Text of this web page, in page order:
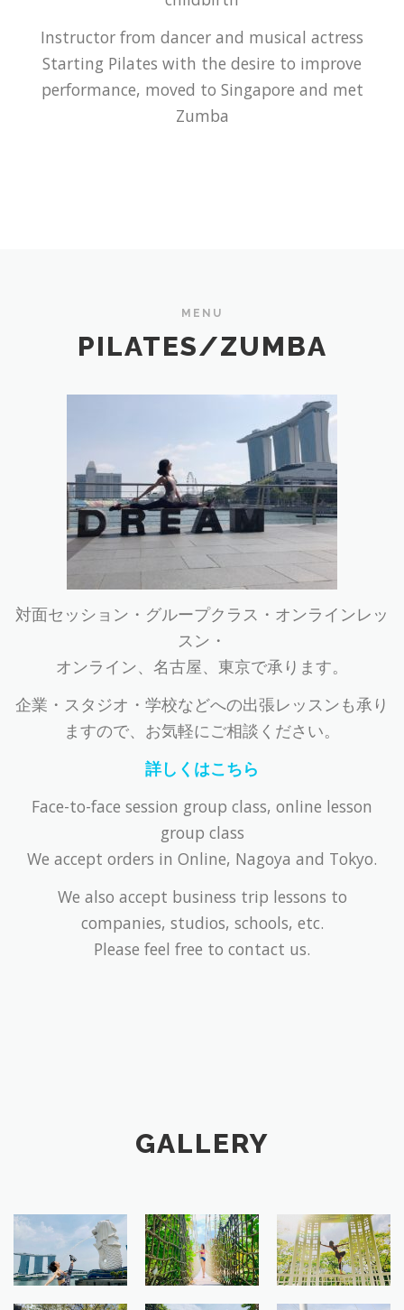
Instructor from dancer and musical actress
Starting Pilates with the desire to improve
performance, moved to Singapore and met
Zumba
MENU
PILATES/ZUMBA
対面セッション・グループクラス・オンラインレッ
スン・
オンライン、名古屋、東京で承ります。
企業・スタジオ・学校などへの出張レッスンも承り
ますので、お気軽にご相談ください。
詳しくはこちら
Face-to-face session group class, online lesson
group class
We accept orders in Online, Nagoya and Tokyo.
We also accept business trip lessons to
companies, studios, schools, etc.
Please feel free to contact us.
GALLERY